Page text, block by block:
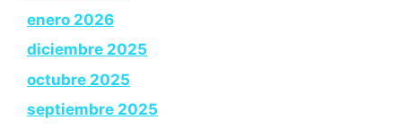
enero 2026
diciembre 2025
octubre 2025
septiembre 2025